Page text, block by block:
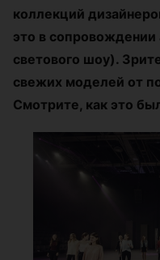
коллекций
это в
светового шоу).
свежих моделей от
Смотрите, как это